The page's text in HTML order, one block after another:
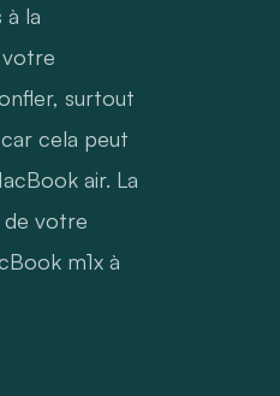
la
surtout
cela peut
air. La
votre
m1x à